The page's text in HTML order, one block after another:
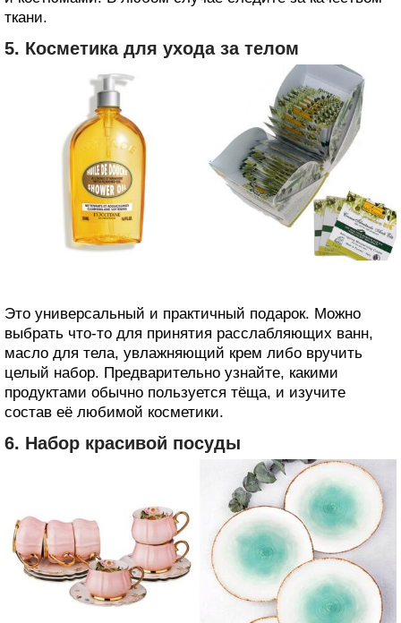
ткани.
5. Косметика для ухода за телом
Это универсальный и практичный подарок. Можно
выбрать что‑то для принятия расслабляющих ванн,
масло для тела, увлажняющий крем либо вручить
целый набор. Предварительно узнайте, какими
продуктами обычно пользуется тёща, и изучите
состав её любимой косметики.
6. Набор красивой посуды